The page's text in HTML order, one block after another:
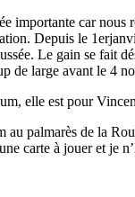
importante car nous
Depuis le
Le gain se fait
de large avant le 4
elle est pour
au palmarès de la
carte à jouer et je